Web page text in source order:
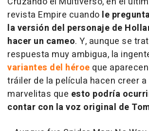
revista Empire cuando le
la versión del personaje de
hacer un cameo. Y, aunque se
respuesta muy ambigua, la
variantes del héroe que
tráiler de la película hacen creer
marvelitas que esto podría
contar con la voz original de